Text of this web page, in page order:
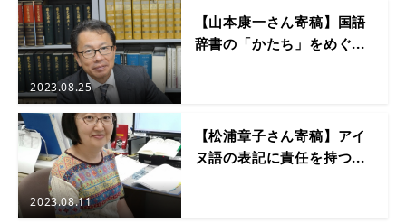
2023.08.25
【山本康一さん寄稿】国語
辞書の「かたち」をめぐ...
2023.08.11
【松浦章子さん寄稿】アイ
ヌ語の表記に責任を持つ...